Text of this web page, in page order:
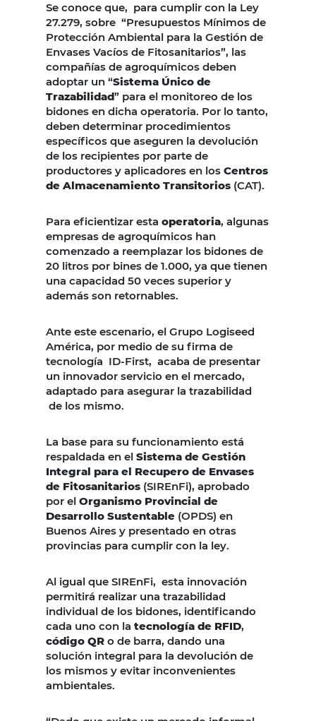
Se conoce que, para cumplir con la Ley
27.279, sobre “Presupuestos Mínimos de
Protección Ambiental para la Gestión de
Envases Vacíos de Fitosanitarios”, las
compañías de agroquímicos deben
adoptar un “Sistema Único de
Trazabilidad” para el monitoreo de los
bidones en dicha operatoria. Por lo tanto,
deben determinar procedimientos
específicos que aseguren la devolución
de los recipientes por parte de
productores y aplicadores en los Centros
de Almacenamiento Transitorios (CAT).
Para eficientizar esta operatoria, algunas
empresas de agroquímicos han
comenzado a reemplazar los bidones de
20 litros por bines de 1.000, ya que tienen
una capacidad 50 veces superior y
además son retornables.
Ante este escenario, el Grupo Logiseed
América, por medio de su firma de
tecnología ID-First, acaba de presentar
un innovador servicio en el mercado,
adaptado para asegurar la trazabilidad
de los mismo.
La base para su funcionamiento está
respaldada en el Sistema de Gestión
Integral para el Recupero de Envases
de Fitosanitarios (SIREnFi), aprobado
por el Organismo Provincial de
Desarrollo Sustentable (OPDS) en
Buenos Aires y presentado en otras
provincias para cumplir con la ley.
Al igual que SIREnFi, esta innovación
permitirá realizar una trazabilidad
individual de los bidones, identificando
cada uno con la tecnología de RFID,
código QR o de barra, dando una
solución integral para la devolución de
los mismos y evitar inconvenientes
ambientales.